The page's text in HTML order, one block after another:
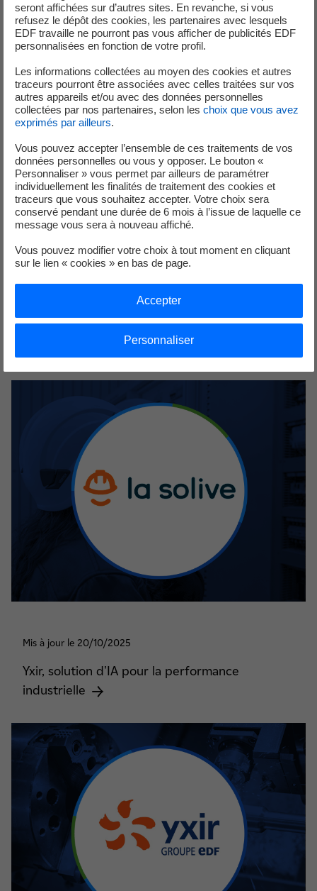
NatureMetrics, mesure et suivi de la
biodiversité
Mis à jour le 18/12/2025
Mis à jour le 20/10/2025
Yxir, solution d'IA pour la performance
industrielle
seront affichées sur d’autres sites. En revanche, si vous
refusez le dépôt des cookies, les partenaires avec lesquels
EDF travaille ne pourront pas vous afficher de publicités EDF
personnalisées en fonction de votre profil.
Les informations collectées au moyen des cookies et autres
traceurs pourront être associées avec celles traitées sur vos
autres appareils et/ou avec des données personnelles
collectées par nos partenaires, selon les choix que vous avez
exprimés par ailleurs.
Vous pouvez accepter l’ensemble de ces traitements de vos
données personnelles ou vous y opposer. Le bouton «
Personnaliser » vous permet par ailleurs de paramétrer
individuellement les finalités de traitement des cookies et
traceurs que vous souhaitez accepter. Votre choix sera
conservé pendant une durée de 6 mois à l’issue de laquelle ce
message vous sera à nouveau affiché.
Vous pouvez modifier votre choix à tout moment en cliquant
sur le lien « cookies » en bas de page.
Personnaliser
Accepter